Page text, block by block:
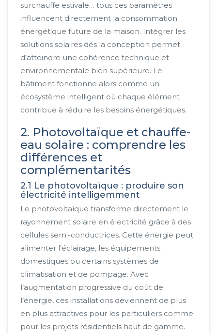
surchauffe estivale… tous ces paramètres
influencent directement la consommation
énergétique future de la maison. Intégrer les
solutions solaires dès la conception permet
d’atteindre une cohérence technique et
environnementale bien supérieure. Le
bâtiment fonctionne alors comme un
écosystème intelligent où chaque élément
contribue à réduire les besoins énergétiques.
2. Photovoltaïque et chauffe-
eau solaire : comprendre les
différences et
complémentarités
2.1 Le photovoltaïque : produire son
électricité intelligemment
Le photovoltaïque transforme directement le
rayonnement solaire en électricité grâce à des
cellules semi-conductrices. Cette énergie peut
alimenter l’éclairage, les équipements
domestiques ou certains systèmes de
climatisation et de pompage. Avec
l’augmentation progressive du coût de
l’énergie, ces installations deviennent de plus
en plus attractives pour les particuliers comme
pour les projets résidentiels haut de gamme.